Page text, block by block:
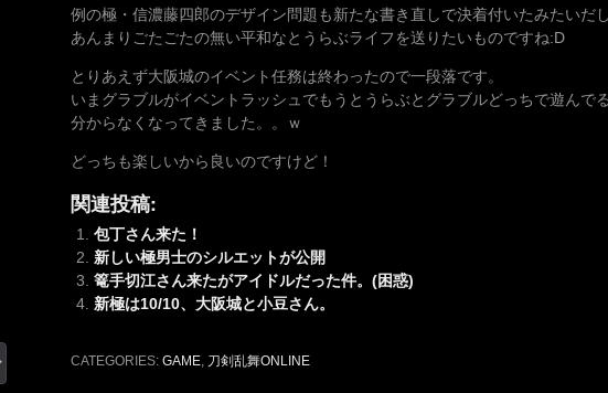
例の極・信濃藤四郎のデザイン問題も新たな書き直しで決着付いたみたいだし
あんまりごたごたの無い平和なとうらぶライフを送りたいものですね:D
とりあえず大阪城のイベント任務は終わったので一段落です。
いまグラブルがイベントラッシュでもうとうらぶとグラブルどっちで遊んで
分からなくなってきました。。ｗ
どっちも楽しいから良いのですけど！
関連投稿:
包丁さん来た！
新しい極男士のシルエットが公開
篭手切江さん来たがアイドルだった件。(困惑)
新極は10/10、大阪城と小豆さん。
CATEGORIES: GAME, 刀剣乱舞ONLINE